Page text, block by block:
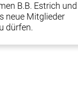
B.B. Estrich und
neue Mitglieder
dürfen.